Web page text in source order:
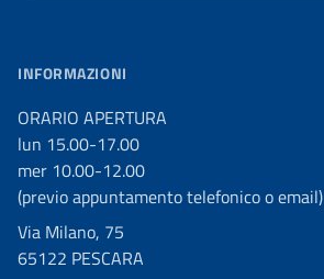
INFORMAZIONI
ORARIO APERTURA
lun 15.00-17.00
mer 10.00-12.00
(previo appuntamento telefonico o email)
Via Milano, 75
65122 PESCARA